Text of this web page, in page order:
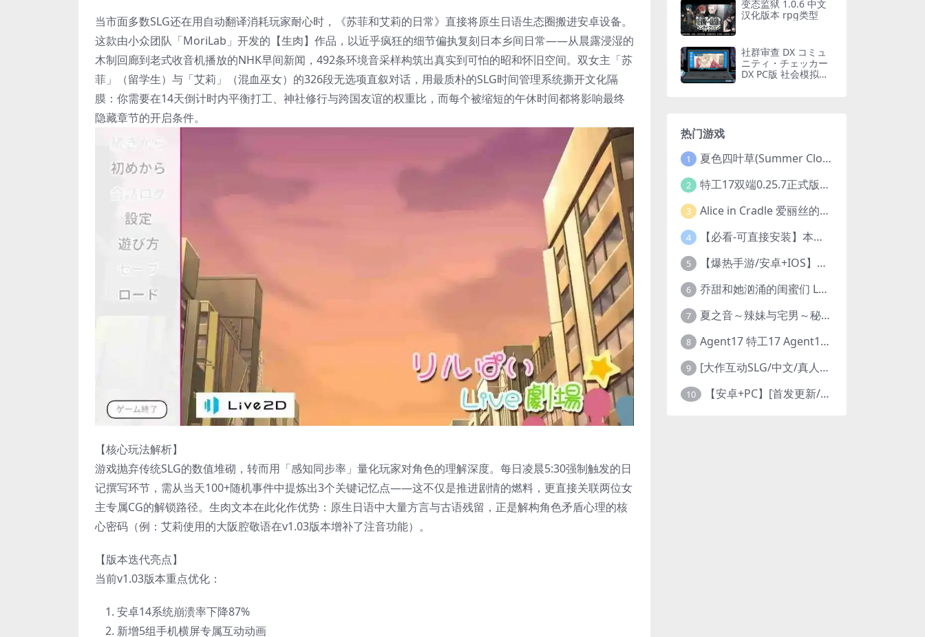
当市面多数SLG还在用自动翻译消耗玩家耐心时，《苏菲和艾莉的日常》直接将原生日语生态圈搬进安卓设备。
这款由小众团队「MoriLab」开发的【生肉】作品，以近乎疯狂的细节偏执复刻日本乡间日常——从晨露浸湿的
木制回廊到老式收音机播放的NHK早间新闻，492条环境音采样构筑出真实到可怕的昭和怀旧空间。双女主「苏
菲」（留学生）与「艾莉」（混血巫女）的326段无选项直叙对话，用最质朴的SLG时间管理系统撕开文化隔
膜：你需要在14天倒计时内平衡打工、神社修行与跨国友谊的权重比，而每个被缩短的午休时间都将影响最终
隐藏章节的开启条件。
【核心玩法解析】
游戏抛弃传统SLG的数值堆砌，转而用「感知同步率」量化玩家对角色的理解深度。每日凌晨5:30强制触发的日
记撰写环节，需从当天100+随机事件中提炼出3个关键记忆点——这不仅是推进剧情的燃料，更直接关联两位女
主专属CG的解锁路径。生肉文本在此化作优势：原生日语中大量方言与古语残留，正是解构角色矛盾心理的核
心密码（例：艾莉使用的大阪腔敬语在v1.03版本增补了注音功能）。
【版本迭代亮点】
当前v1.03版本重点优化：
安卓14系统崩溃率下降87%
新增5组手机横屏专属互动动画
变态监狱 1.0.6 中文
汉化版本 rpg类型
社群审查 DX コミュ
ニティ・チェッカー
DX PC版 社会模拟策
热门游戏
1 夏色四叶草(Summer Clover) Ver1.11 官方中文 1+4.35G 全CG 有CV 百度盘版本
2 特工17双端0.25.7正式版发布！BUG修复+全解锁存档+赞助码合集（安卓/PC/中文/动态）
3 Alice in Cradle 爱丽丝的摇篮 PC官方中文版 横版动作ACT 手绘幻想风 v0.29g 完整体验版
4 【必看-可直接安装】本站全部手机游戏汇总（自带修改器MOD）
5 【爆热手游/安卓+IOS】战火使命（内置0.1折送可触碰战姬）[中文/美女养成/整合兑换码/双端互通/更新]（公测）
6 乔甜和她汹涌的闺蜜们 Lust lady friends 官方中文版本 SLG类型
7 夏之音～辣妹与宅男～秘密的课后时光 正式版 | 3D 动态步兵触摸互动 SLG|PC 平台 | 内嵌汉化 + 去码补丁 + 修改存档 | 1.5G
8 Agent17 特工17 Agent17 PC/安卓版 都市谍战剧情模拟RPG v0.26.6 官方中文高清版
9 [大作互动SLG/中文/真人全动态/步兵] 这个面试有点硬2-远征东洋篇 免登录破解版本V1.11 官方中文步兵 [20G/新破解/中文配音]
10 【安卓+PC】[首发更新/附存档/更新赞助码] 特工17Agent V0.25.9 官方中文版+赞助码+修复多项BUG 3月29最新版本